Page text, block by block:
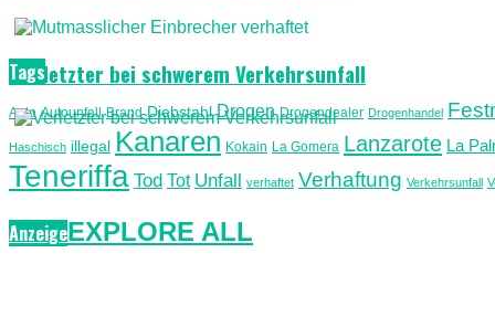
Verletzter bei schwerem Verkehrsunfall
Tags
Auto Autounfall Brand Diebstahl Drogen Drogendealer Drogenhandel
Haschisch illegal Kanaren Kokain La Gomera Lanzarote La
Teneriffa Tod Tot Unfall verhaftet Verhaftung Verkehrsunfall
AnzeigeEXPLORE ALL